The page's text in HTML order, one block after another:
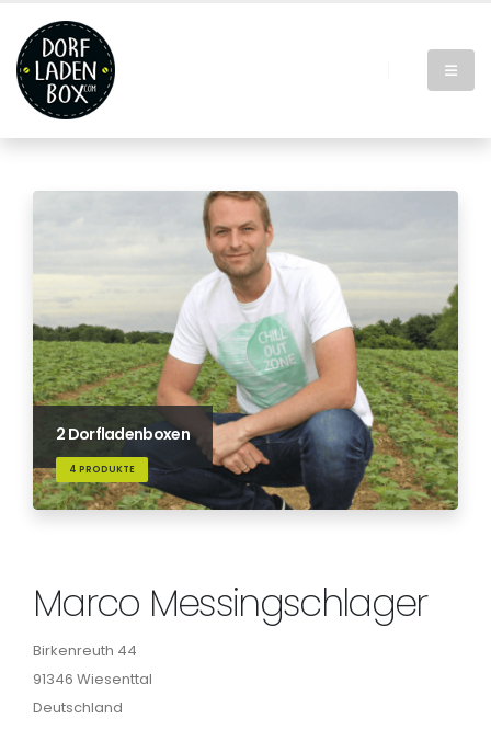
2 Dorfladenboxen
4 PRODUKTE
Marco Messingschlager
Birkenreuth 44
91346 Wiesenttal
Deutschland